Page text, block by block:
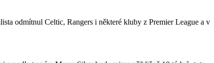
odmítnul Celtic, Rangers i některé kluby z Premier League a v